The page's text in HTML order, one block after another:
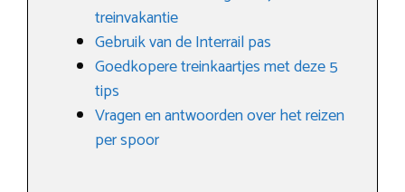
treinvakantie
Gebruik van de Interrail pas
Goedkopere treinkaartjes met deze 5
tips
Vragen en antwoorden over het reizen
per spoor